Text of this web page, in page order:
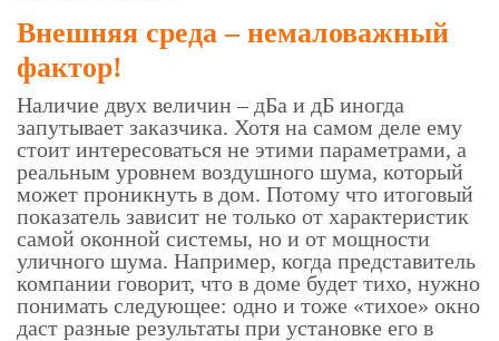
Внешняя среда – немаловажный
фактор!
Наличие двух величин – дБа и дБ иногда
запутывает заказчика. Хотя на самом деле ему
стоит интересоваться не этими параметрами, а
реальным уровнем воздушного шума, который
может проникнуть в дом. Потому что итоговый
показатель зависит не только от характеристик
самой оконной системы, но и от мощности
уличного шума. Например, когда представитель
компании говорит, что в доме будет тихо, нужно
понимать следующее: одно и тоже «тихое» окно
даст разные результаты при установке его в